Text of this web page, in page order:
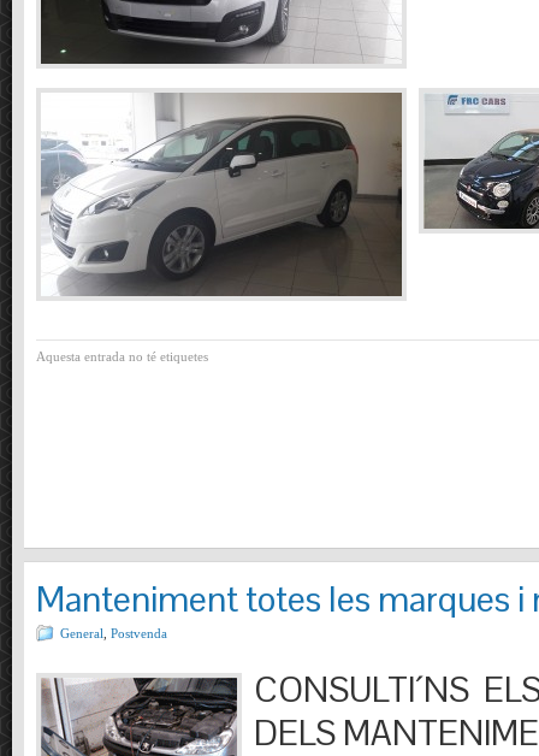
Aquesta entrada no té etiquetes
Manteniment totes les marques i
General Postvenda
CONSULTI´NS
DELS